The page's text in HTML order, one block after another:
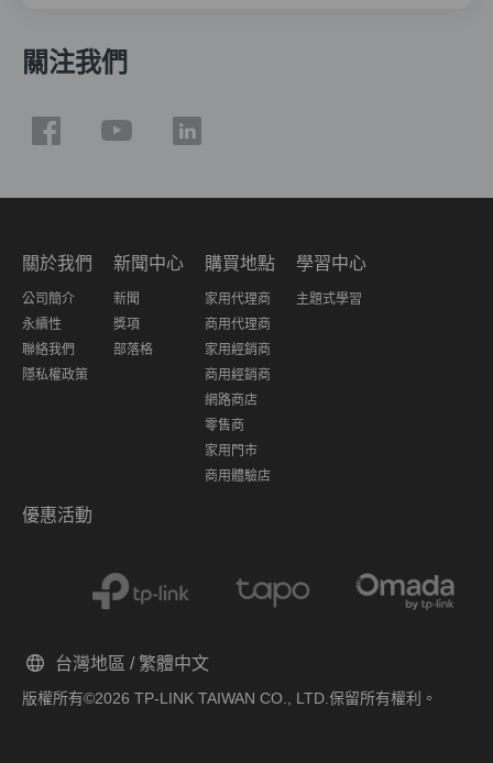
關注我們
關於我們
公司簡介
永續性
聯絡我們
隱私權政策
新聞中心
新聞
獎項
部落格
購買地點
家用代理商
商用代理商
家用經銷商
商用經銷商
網路商店
零售商
家用門市
商用體驗店
學習中心
主題式學習
優惠活動
版權所有©2026 TP-LINK TAIWAN CO., LTD.保留所有權利。
台灣地區 / 繁體中文